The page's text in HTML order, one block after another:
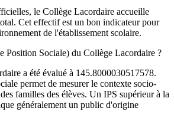
le Collège Lacordaire accueille
Cet effectif est un bon indicateur pour
de l'établissement scolaire.
Position Sociale) du Collège Lacordaire ?
a été évalué à 145.8000030517578.
permet de mesurer le contexte socio-
familles des élèves. Un IPS supérieur à la
généralement un public d'origine